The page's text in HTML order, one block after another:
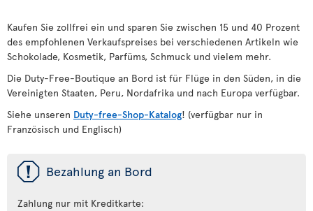
Kaufen Sie zollfrei ein und sparen Sie zwischen 15 und 40 Prozent
des empfohlenen Verkaufspreises bei verschiedenen Artikeln wie
Schokolade, Kosmetik, Parfüms, Schmuck und vielem mehr.
Die Duty-Free-Boutique an Bord ist für Flüge in den Süden, in die
Vereinigten Staaten, Peru, Nordafrika und nach Europa verfügbar.
Siehe unseren Duty-free-Shop-Katalog! (verfügbar nur in
Französisch und Englisch)
ü Bezahlung an Bord
Zahlung nur mit Kreditkarte: